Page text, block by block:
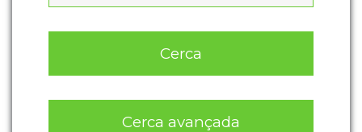
Cerca
Cerca avançada